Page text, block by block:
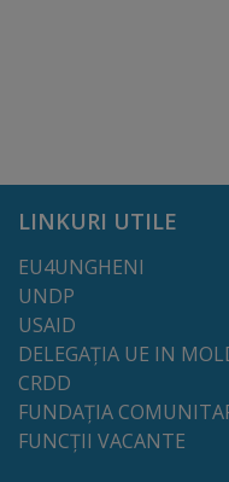
urbanism
Transparență
decizională
Proiecte
de
decizii
LINKURI UTILE
EU4UNGHENI
UNDP
USAID
DELEGAȚIA UE IN
CRDD
FUNDAȚIA
FUNCȚII VACANTE